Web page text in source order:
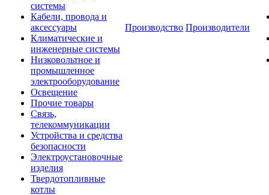
системы
Кабели, провода и
аксессуары
Климатические и
инженерные системы
Низковольтное и
промышленное
электрооборудование
Освещение
Прочие товары
Связь,
телекоммуникации
Устройства и средства
безопасности
Электроустановочные
изделия
Твердотопливные
котлы
Производство Производители